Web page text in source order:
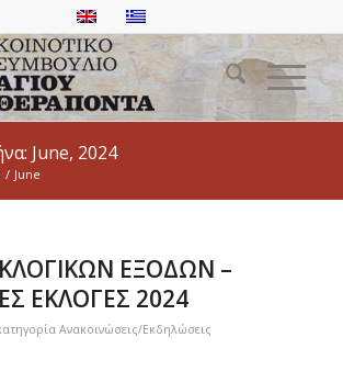
June, 2024
/ June
ΕΞΟΔΩΝ –
ΕΚΛΟΓΕΣ 2024
Ανακοινώσεις/Εκδηλώσεις